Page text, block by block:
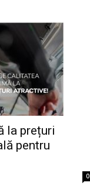
la prețuri
pentru
0